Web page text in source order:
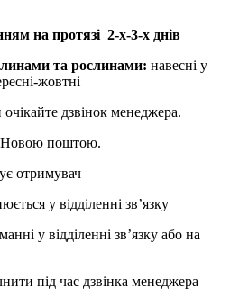
на протязі 2-х-3-х днів
та рослинами: навесні у
жовтні
дзвінок менеджера.
поштою.
отримувач
у відділенні зв’язку
у відділенні зв’язку або на
під час дзвінка менеджера